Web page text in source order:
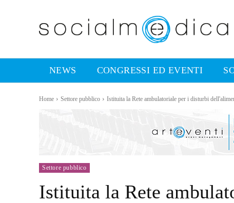
NEWS CONGRESSI ED EVENTI
Home Settore pubblico Istituita la Rete ambulatoriale per i disturbi
Settore pubblico
Istituita la Rete